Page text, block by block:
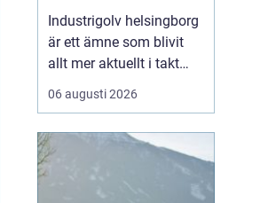
belastning och tuffa
krav
Industrigolv helsingborg
är ett ämne som blivit
allt mer aktuellt i takt
med att fler
verksamheter söker
lättskötta golvlösningar.
produktionsmiljöer
06 augusti 2026